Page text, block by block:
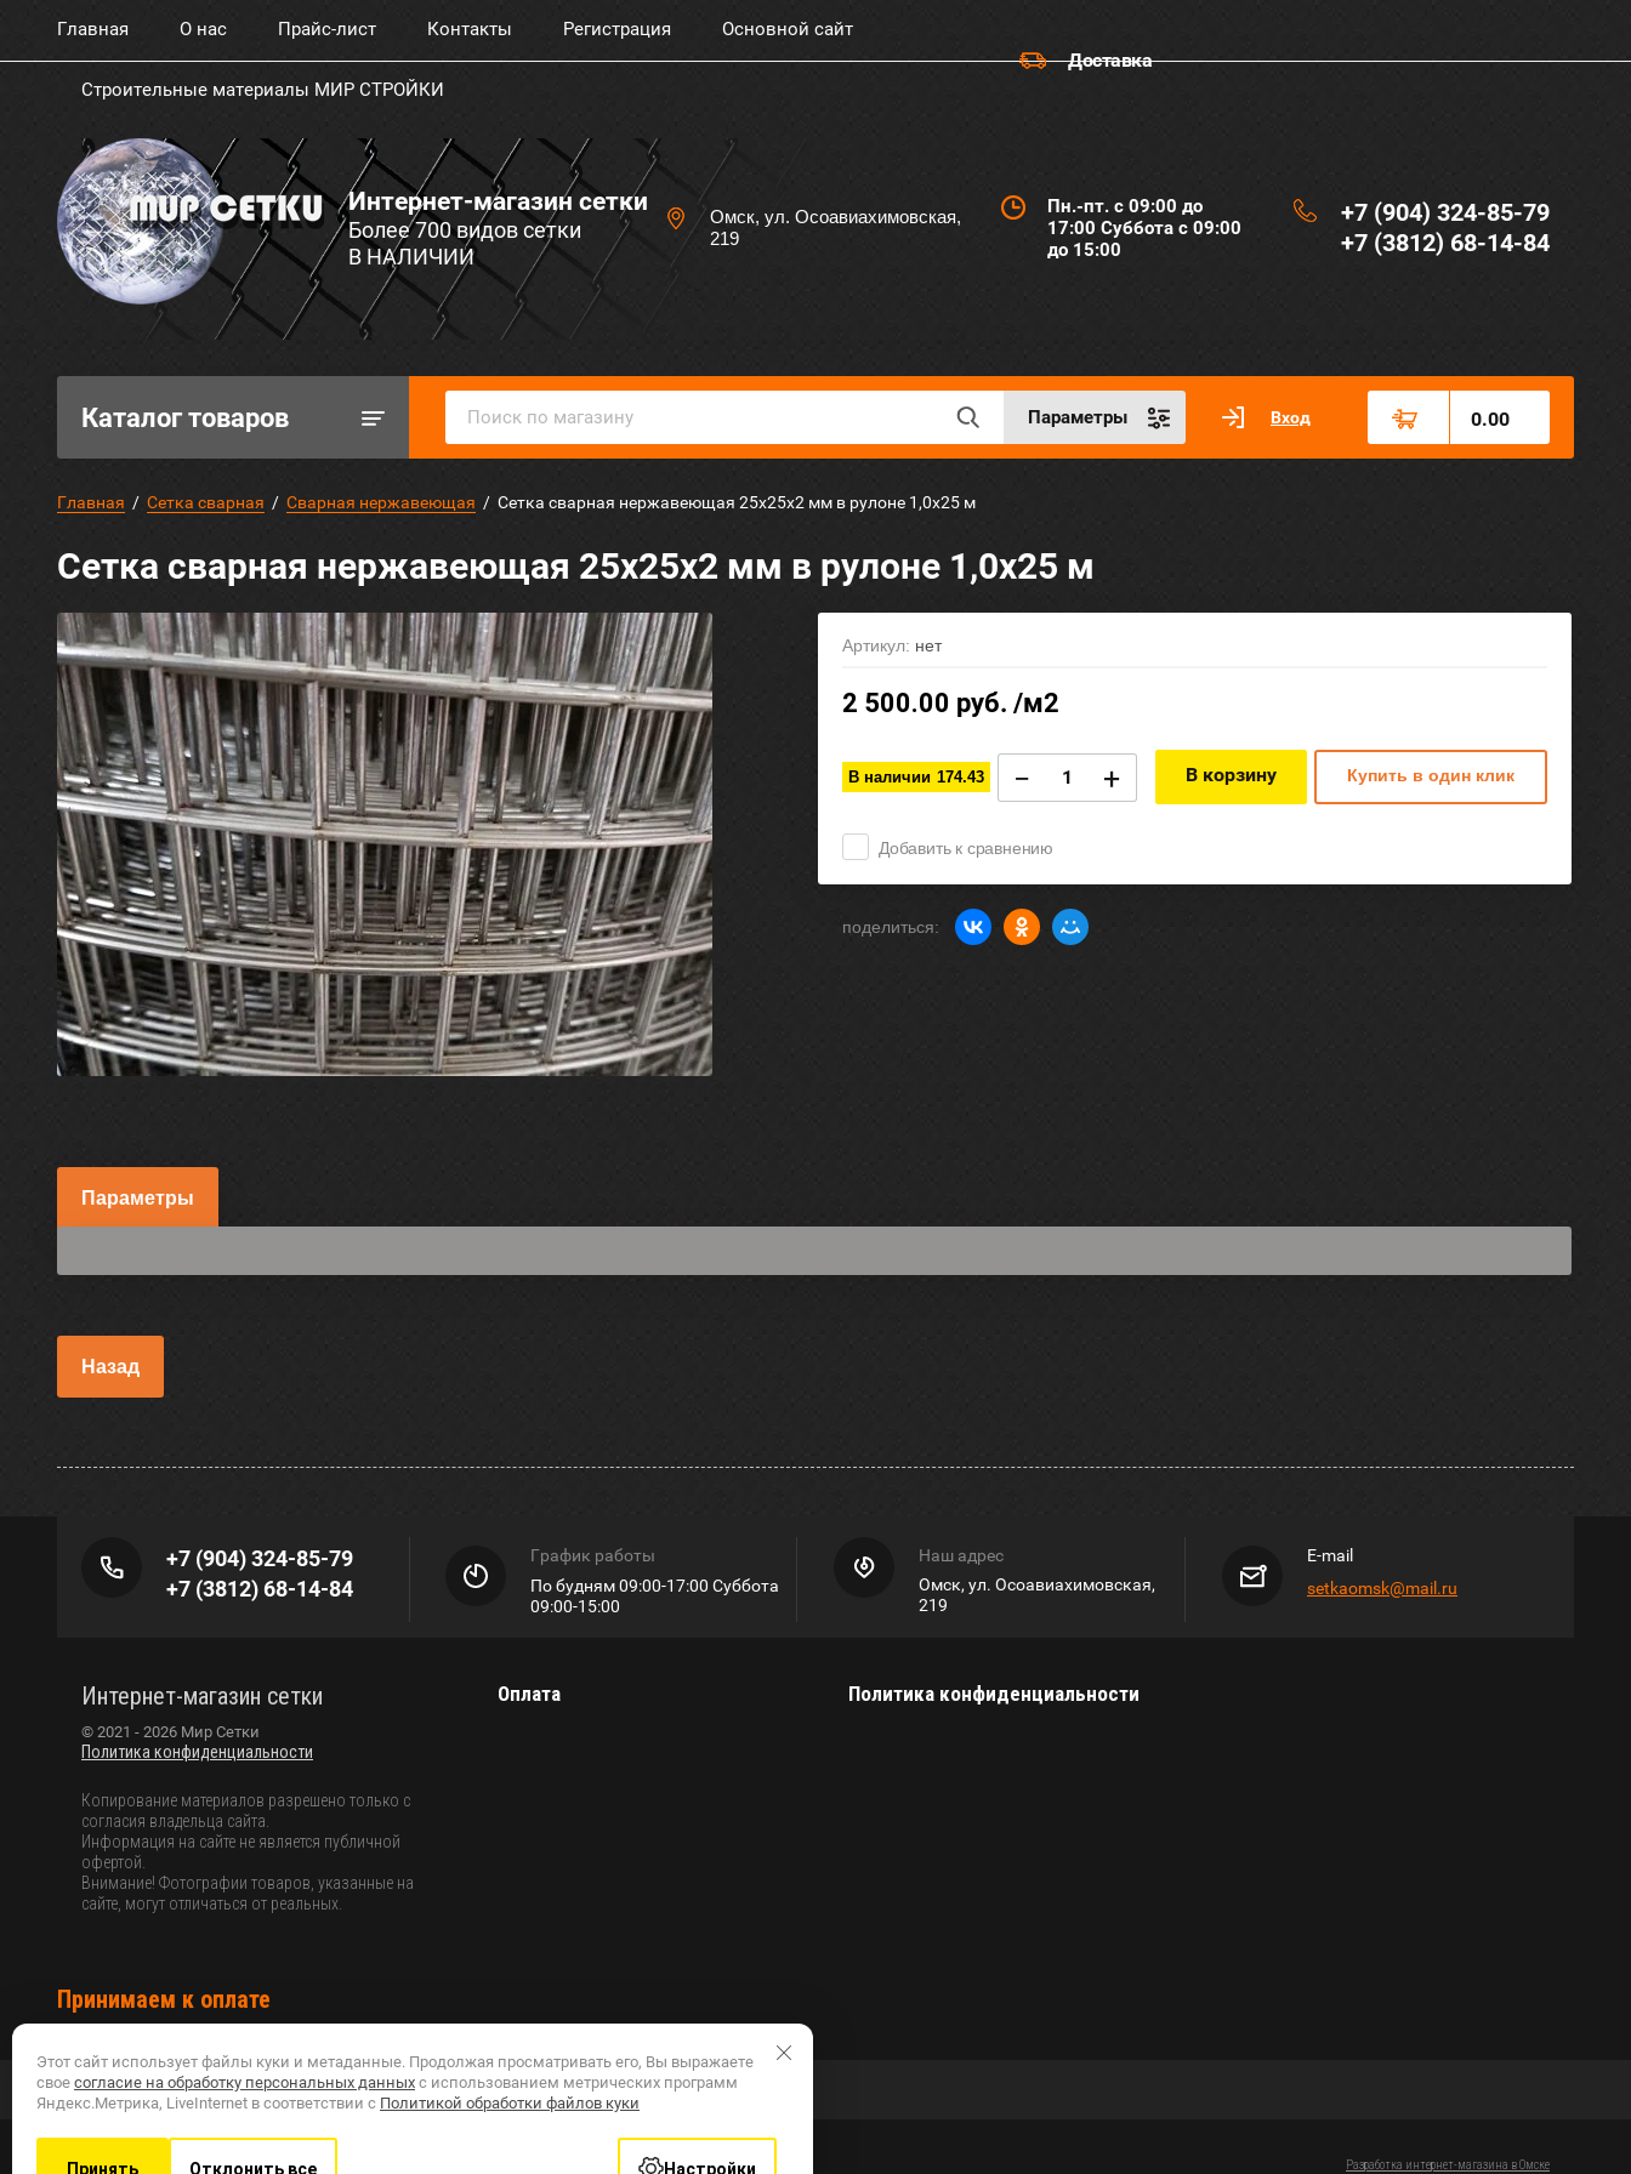
Главная О нас Прайс-лист Контакты Регистрация Основной сайт
Строительные материалы МИР СТРОЙКИ
Доставка
Интернет-магазин сетки
Более 700 видов сетки
В НАЛИЧИИ
Омск, ул. Осоавиахимовская,
219
Пн.-пт. с 09:00 до
17:00 Суббота с 09:00
до 15:00
+7 (904) 324-85-79
+7 (3812) 68-14-84
Каталог товаров Параметры Вход 0.00
Главная
  /
Сетка сварная
  /
Сварная нержавеющая
  /  Сетка сварная нержавеющая 25х25х2 мм в рулоне 1,0х25 м
Сетка сварная нержавеющая 25х25х2 мм в рулоне 1,0х25 м
Артикул: нет
2 500.00 руб. /м2
В наличии 174.43 − + В корзину Купить в один клик
Добавить к сравнению
поделиться:
Параметры
Назад
+7 (904) 324-85-79
+7 (3812) 68-14-84
График работы
По будням 09:00-17:00 Суббота
09:00-15:00
Наш адрес
Омск, ул. Осоавиахимовская,
219
E-mail
setkaomsk@mail.ru
Интернет-магазин сетки
© 2021 - 2026 Мир Сетки
Политика конфиденциальности
Копирование материалов разрешено только с
согласия владельца сайта.
Информация на сайте не является публичной
офертой.
Внимание! Фотографии товаров, указанные на
сайте, могут отличаться от реальных.
Оплата Политика конфиденциальности
Принимаем к оплате
Присоединяйтесь
Разработка интернет-магазина в Омске
Этот сайт использует файлы куки и метаданные. Продолжая просматривать его, Вы выражаете
свое согласие на обработку персональных данных с использованием метрических программ
Яндекс.Метрика, LiveInternet в соответствии с Политикой обработки файлов куки
Принять Отклонить все Настройки